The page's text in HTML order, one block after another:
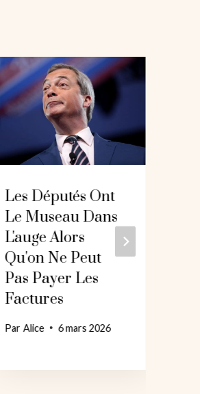
Les Députés Ont
Le Museau Dans
L'auge Alors
Qu'on Ne Peut
Pas Payer Les
Factures
ParAlice 6 mars 2026